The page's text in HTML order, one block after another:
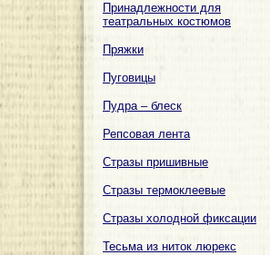
Принадлежности для
театральных костюмов
Пряжки
Пуговицы
Пудра – блеск
Репсовая лента
Стразы пришивные
Стразы термоклеевые
Стразы холодной фиксации
Тесьма из ниток люрекс